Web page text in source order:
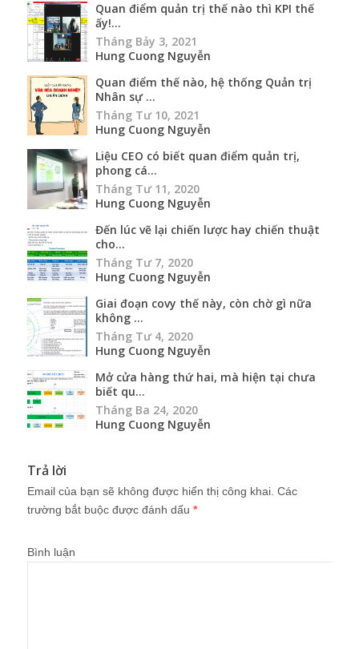
Quan điểm quản trị thế nào thì KPI thế
ấy!...
Tháng Bảy 3, 2021
Hung Cuong Nguyễn
Quan điểm thế nào, hệ thống Quản trị
Nhân sự ...
Tháng Tư 10, 2021
Hung Cuong Nguyễn
Liệu CEO có biết quan điểm quản trị,
phong cá...
Tháng Tư 11, 2020
Hung Cuong Nguyễn
Đến lúc vẽ lại chiến lược hay chiến thuật
cho...
Tháng Tư 7, 2020
Hung Cuong Nguyễn
Giai đoạn covy thế này, còn chờ gì nữa
không ...
Tháng Tư 4, 2020
Hung Cuong Nguyễn
Mở cửa hàng thứ hai, mà hiện tại chưa
biết qu...
Tháng Ba 24, 2020
Hung Cuong Nguyễn
Trả lời
Email của bạn sẽ không được hiển thị công khai. Các
trường bắt buộc được đánh dấu *
Bình luận